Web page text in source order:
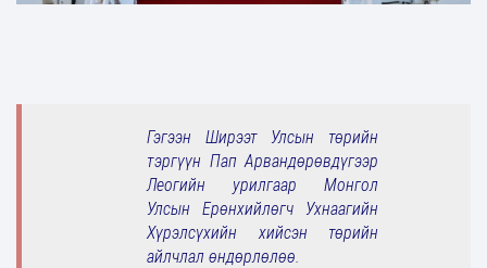
Гэгээн Ширээт Улсын төрийн
тэргүүн Пап Арвандөрөвдүгээр
Леогийн урилгаар Монгол
Улсын Ерөнхийлөгч Ухнаагийн
Хүрэлсүхийн хийсэн төрийн
айлчлал өндөрлөлөө.